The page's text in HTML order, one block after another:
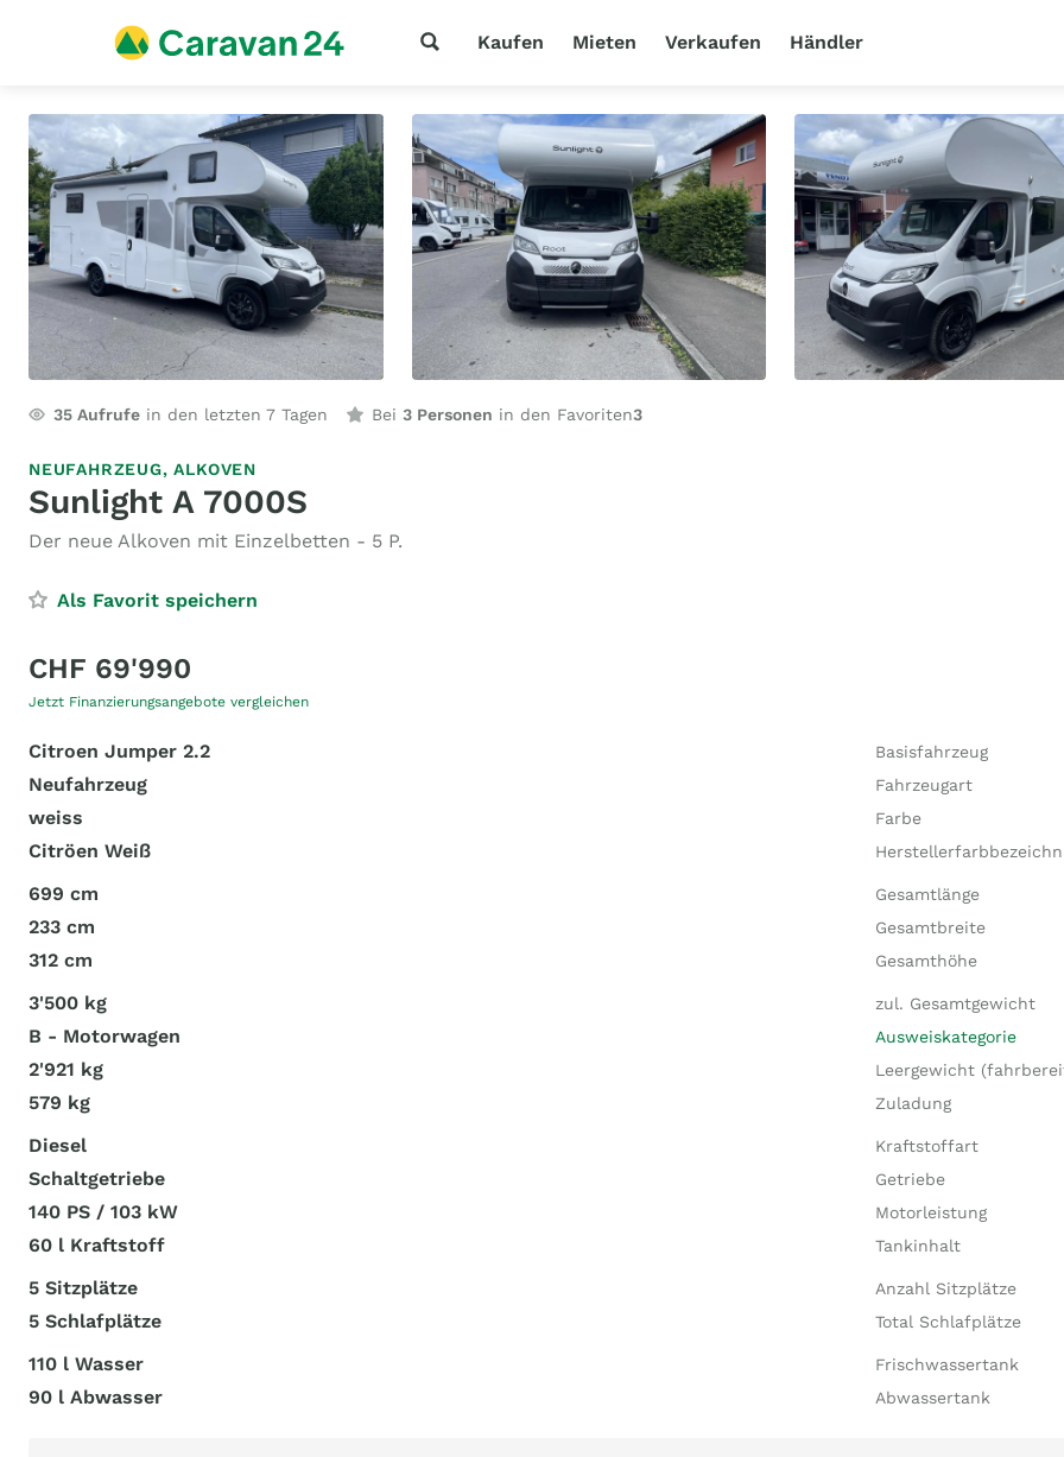
Kaufen Mieten Verkaufen Händler
35 Aufrufe in den letzten 7 Tagen Bei 3 Personen in den Favoriten3
NEUFAHRZEUG,ALKOVEN
Sunlight A 7000S
Der neue Alkoven mit Einzelbetten - 5 P.
Als Favorit speichern
CHF 69'990
Jetzt Finanzierungsangebote vergleichen
Citroen Jumper 2.2 Basisfahrzeug
Neufahrzeug Fahrzeugart
weiss Farbe
Citröen Weiß
699 cm Gesamtlänge
233 cm Gesamtbreite
312 cm Gesamthöhe
3'500 kg zul. Gesamtgewicht
B - Motorwagen Ausweiskategorie
2'921 kg Leergewicht
579 kg Zuladung
Diesel Kraftstoffart
Schaltgetriebe Getriebe
140 PS / 103 kW Motorleistung
60 l Kraftstoff Tankinhalt
5 Sitzplätze Anzahl Sitzplätze
5 Schlafplätze Total Schlafplätze
110 l Wasser Frischwassertank
90 l Abwasser Abwassertank